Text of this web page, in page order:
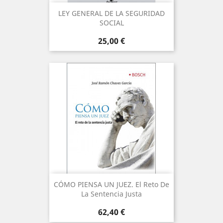
LEY GENERAL DE LA SEGURIDAD
SOCIAL
Precio
25,00 €
CÓMO PIENSA UN JUEZ. El Reto De
La Sentencia Justa
Precio
62,40 €